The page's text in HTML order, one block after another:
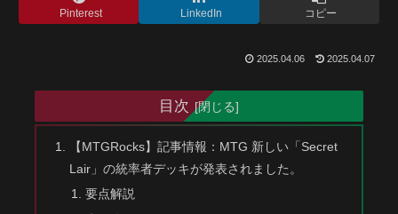
Pinterest LinkedIn コピー
2025.04.06 2025.04.07
目次
【MTGRocks】記事情報：MTG 新しい「Secret
Lair」の統率者デッキが発表されました。
要点解説